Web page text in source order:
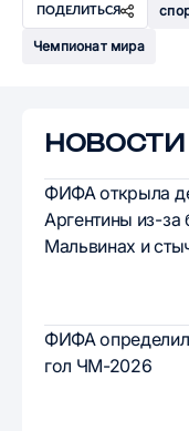
ПОДЕЛИТЬСЯ
Чемпионат мира
НОВОСТИ
ФИФА открыла
Аргентины из-за
Мальвинах и
ФИФА
гол ЧМ-2026